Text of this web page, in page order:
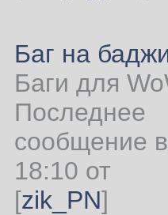
Баг на
Баги для
Последнее
сообщение в
18:10 от
[zik_PN]